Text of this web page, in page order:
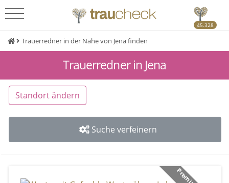
45.328
Trauerredner in der Nähe von Jena finden
Trauerredner in Jena
Standort ändern
Suche verfeinern